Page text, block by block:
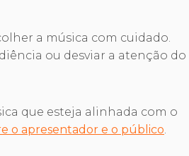
a música com cuidado.
ou desviar a atenção do
que esteja alinhada com o
o apresentador e o público.